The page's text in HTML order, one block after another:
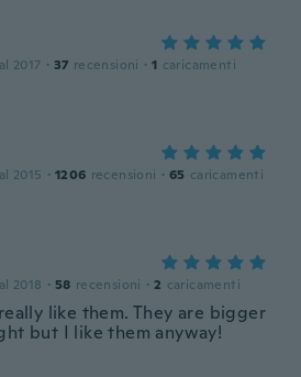
2017 · 37 recensioni · 1 caricamenti
2015 · 1206 recensioni · 65 caricamenti
2018 · 58 recensioni · 2 caricamenti
like them. They are bigger
but I like them anyway!